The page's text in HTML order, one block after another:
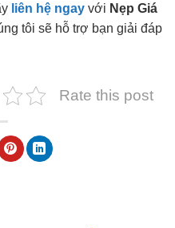
liên hệ ngay với Nẹp Giá
tôi sẽ hỗ trợ bạn giải đáp
Rate this post